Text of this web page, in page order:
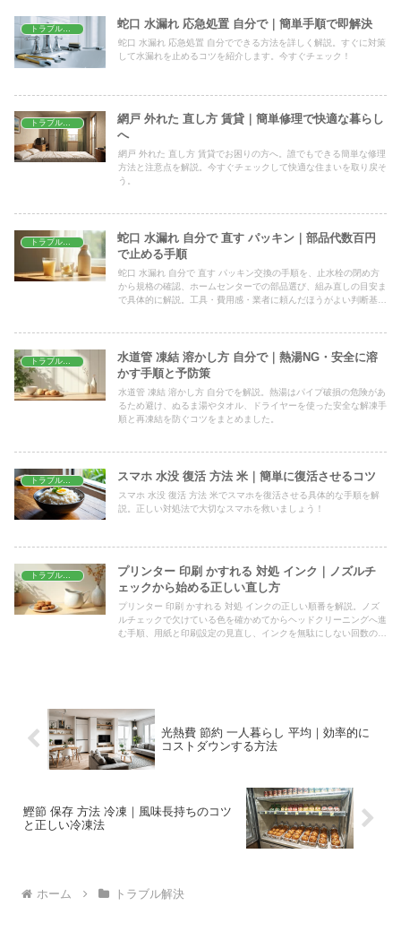
蛇口 水漏れ 応急処置 自分で｜簡単手順で即解決
蛇口 水漏れ 応急処置 自分でできる方法を詳しく解説。すぐに対策
して水漏れを止めるコツを紹介します。今すぐチェック！
トラブル解決
網戸 外れた 直し方 賃貸｜簡単修理で快適な暮らし
へ
網戸 外れた 直し方 賃貸でお困りの方へ。誰でもできる簡単な修理
方法と注意点を解説。今すぐチェックして快適な住まいを取り戻そ
う。
トラブル解決
蛇口 水漏れ 自分で 直す パッキン｜部品代数百円
で止める手順
蛇口 水漏れ 自分で 直す パッキン交換の手順を、止水栓の閉め方
から規格の確認、ホームセンターでの部品選び、組み直しの目安ま
で具体的に解説。工具・費用感・業者に頼んだほうがよい判断基準
トラブル解決
水道管 凍結 溶かし方 自分で｜熱湯NG・安全に溶
かす手順と予防策
水道管 凍結 溶かし方 自分でを解説。熱湯はパイプ破損の危険があ
るため避け、ぬるま湯やタオル、ドライヤーを使った安全な解凍手
順と再凍結を防ぐコツをまとめました。
トラブル解決 スマホ 水没 復活 方法 米｜簡単に復活させるコツ
スマホ 水没 復活 方法 米でスマホを復活させる具体的な手順を解
説。正しい対処法で大切なスマホを救いましょう！
プリンター 印刷 かすれる 対処 インク｜ノズルチ
ェックから始める正しい直し方
プリンター 印刷 かすれる 対処 インクの正しい順番を解説。ノズ
ルチェックで欠けている色を確かめてからヘッドクリーニングへ進
む手順、用紙と印刷設定の見直し、インクを無駄にしない回数の目
光熱費 節約 一人暮らし 平均｜効率的に
コストダウンする方法
鰹節 保存 方法 冷凍｜風味長持ちのコツ
と正しい冷凍法
ホーム トラブル解決